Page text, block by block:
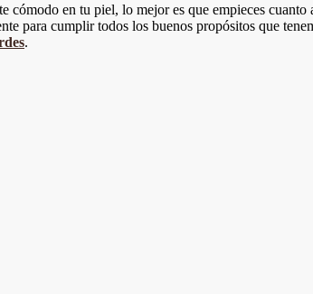
en tu piel, lo mejor es que empieces
para cumplir todos los buenos propósitos que
.